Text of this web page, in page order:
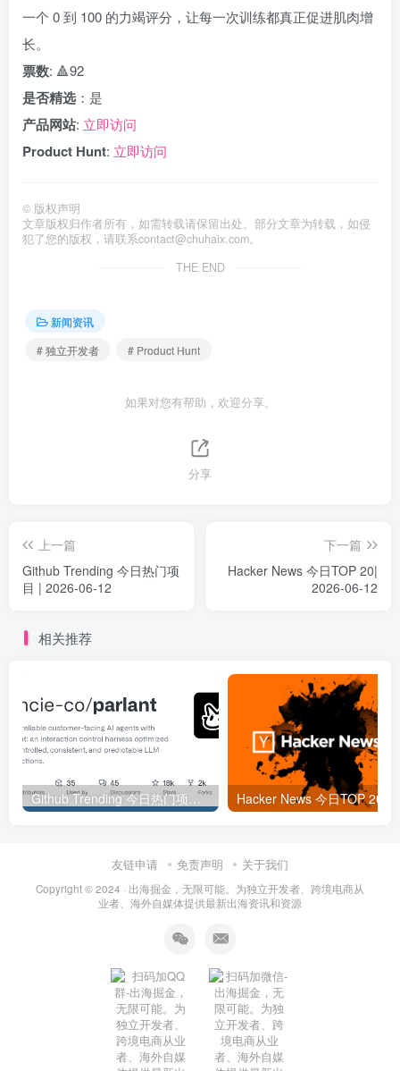
一个 0 到 100 的力竭评分，让每一次训练都真正促进肌肉增
长。
票数: 🔺92
是否精选 ：是
产品网站: 立即访问
Product Hunt: 立即访问
© 版权声明
文章版权归作者所有，如需转载请保留出处。部分文章为转载，如侵
犯了您的版权，请联系contact@chuhaix.com。
THE END
新闻资讯
# 独立开发者
# Product Hunt
如果对您有帮助，欢迎分享。
分享
上一篇
Github Trending 今日热门项
目 | 2026-06-12
下一篇
Hacker News 今日TOP 20|
2026-06-12
相关推荐
Github Trending 今日热门项目 | 2025-09-06
友链申请 免责声明 关于我们
Copyright © 2024 · 出海掘金，无限可能。为独立开发者、跨境电商从
业者、海外自媒体提供最新出海资讯和资源